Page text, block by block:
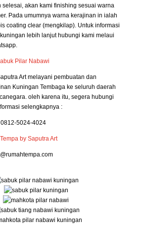
selesai, akan kami finishing sesuai warna
Pada umumnya warna kerajinan in ialah
coating clear (mengkilap). Untuk informasi
lebih lanjut hubungi kami melaui
Pilar Nabawi
Art melayani pembuatan dan
Kuningan Tembaga ke seluruh daerah
oleh karena itu, segera hubungi
selengkapnya :
5024-4024
by Saputra Art